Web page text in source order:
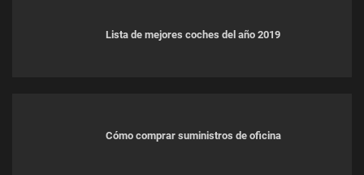
Lista de mejores coches del año 2019
Cómo comprar suministros de oficina